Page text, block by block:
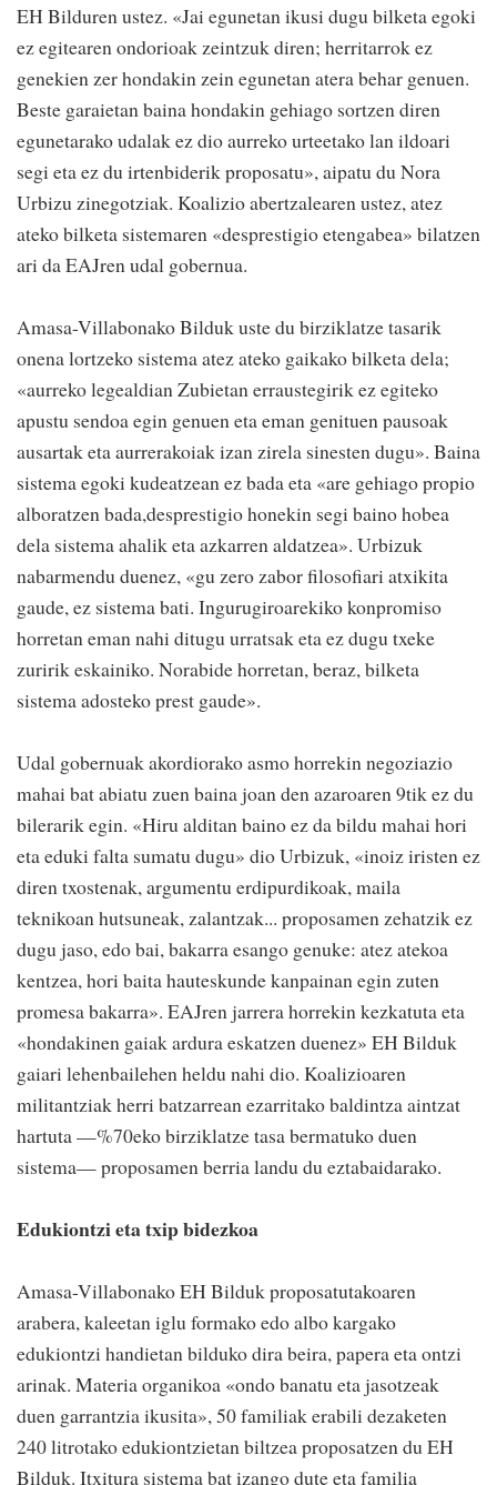
EH Bilduren ustez. «Jai egunetan ikusi dugu bilketa egoki
ez egitearen ondorioak zeintzuk diren; herritarrok ez
genekien zer hondakin zein egunetan atera behar genuen.
Beste garaietan baina hondakin gehiago sortzen diren
egunetarako udalak ez dio aurreko urteetako lan ildoari
segi eta ez du irtenbiderik proposatu», aipatu du Nora
Urbizu zinegotziak. Koalizio abertzalearen ustez, atez
ateko bilketa sistemaren «desprestigio etengabea» bilatzen
ari da EAJren udal gobernua.
Amasa-Villabonako Bilduk uste du birziklatze tasarik
onena lortzeko sistema atez ateko gaikako bilketa dela;
«aurreko legealdian Zubietan erraustegirik ez egiteko
apustu sendoa egin genuen eta eman genituen pausoak
ausartak eta aurrerakoiak izan zirela sinesten dugu». Baina
sistema egoki kudeatzean ez bada eta «are gehiago propio
alboratzen bada,desprestigio honekin segi baino hobea
dela sistema ahalik eta azkarren aldatzea». Urbizuk
nabarmendu duenez, «gu zero zabor filosofiari atxikita
gaude, ez sistema bati. Ingurugiroarekiko konpromiso
horretan eman nahi ditugu urratsak eta ez dugu txeke
zuririk eskainiko. Norabide horretan, beraz, bilketa
sistema adosteko prest gaude».
Udal gobernuak akordiorako asmo horrekin negoziazio
mahai bat abiatu zuen baina joan den azaroaren 9tik ez du
bilerarik egin. «Hiru alditan baino ez da bildu mahai hori
eta eduki falta sumatu dugu» dio Urbizuk, «inoiz iristen ez
diren txostenak, argumentu erdipurdikoak, maila
teknikoan hutsuneak, zalantzak... proposamen zehatzik ez
dugu jaso, edo bai, bakarra esango genuke: atez atekoa
kentzea, hori baita hauteskunde kanpainan egin zuten
promesa bakarra». EAJren jarrera horrekin kezkatuta eta
«hondakinen gaiak ardura eskatzen duenez» EH Bilduk
gaiari lehenbailehen heldu nahi dio. Koalizioaren
militantziak herri batzarrean ezarritako baldintza aintzat
hartuta —%70eko birziklatze tasa bermatuko duen
sistema— proposamen berria landu du eztabaidarako.
Edukiontzi eta txip bidezkoa
Amasa-Villabonako EH Bilduk proposatutakoaren
arabera, kaleetan iglu formako edo albo kargako
edukiontzi handietan bilduko dira beira, papera eta ontzi
arinak. Materia organikoa «ondo banatu eta jasotzeak
duen garrantzia ikusita», 50 familiak erabili dezaketen
240 litrotako edukiontzietan biltzea proposatzen du EH
Bilduk. Itxitura sistema bat izango dute eta familia